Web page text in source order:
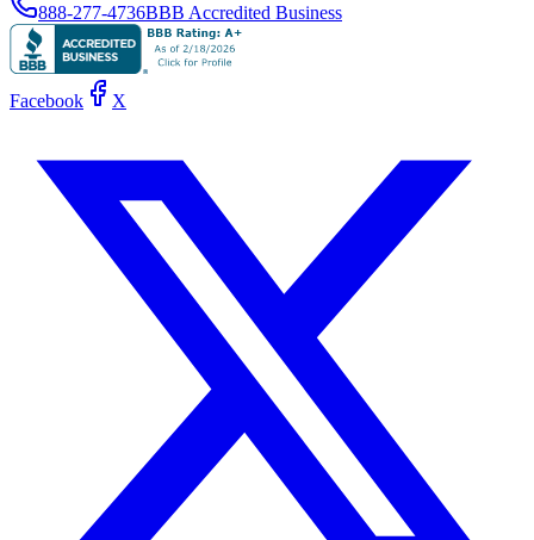
888-277-4736BBB Accredited Business
Facebook X